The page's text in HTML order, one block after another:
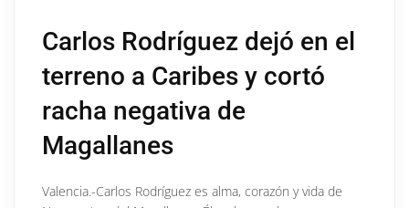
Carlos Rodríguez dejó en el
terreno a Caribes y cortó
racha negativa de
Magallanes
Valencia.-Carlos Rodríguez es alma, corazón y vida de